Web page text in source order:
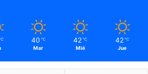
40 ℃
Mar
42 ℃
Mié
42 ℃
Jue